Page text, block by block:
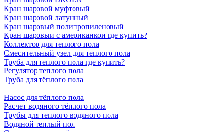
Кран шаровой муфтовый
Кран шаровой латунный
Кран шаровый полипропиленовый
Кран шаровый с американкой где купить?
Коллектор для теплого пола
Смесительный узел для теплого пола
Труба для теплого пола где купить?
Регулятор теплого пола
Труба для тёплого пола
Насос для тёплого пола
Расчет водяного тёплого пола
Трубы для теплого водяного пола
Водяной теплый пол